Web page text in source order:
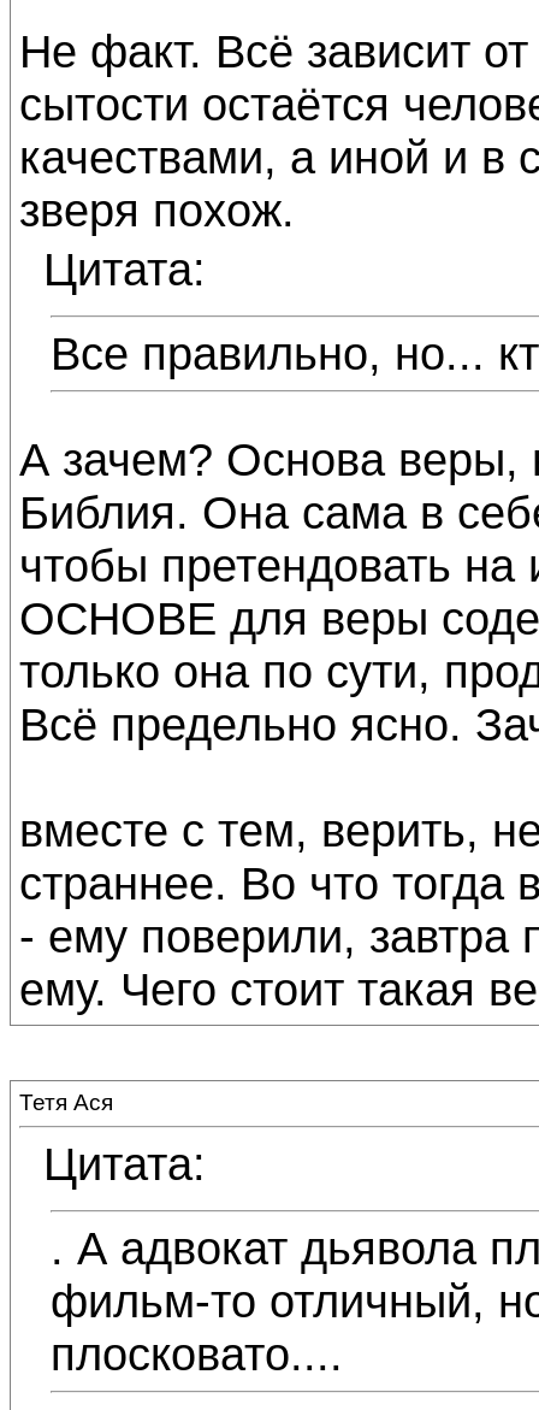
Не факт. Всё зависит
сытости остаётся
качествами, а иной и в
зверя похож.
Цитата:
Все правильно, но...
А зачем? Основа веры,
Библия. Она сама в
чтобы претендовать на
ОСНОВЕ для веры
только она по сути,
Всё предельно ясно.
вместе с тем, верить,
страннее. Во что
- ему поверили, завтра
ему. Чего стоит такая
Тетя Ася
Цитата:
. А адвокат дьявола
фильм-то отличный,
плосковато....